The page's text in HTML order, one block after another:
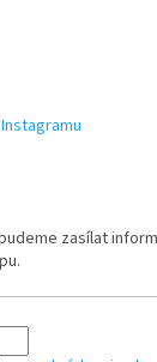
zasílat